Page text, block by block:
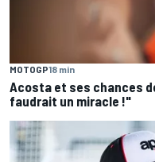
MOTOGP18 min
Acosta et ses chances
faudrait un miracle !"